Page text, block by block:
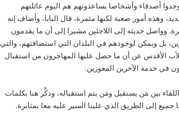
أصدقاء وأشخاصا يساعدونهم هم اليوم عائلتهم
وهذه أمور صعبة لكنها مثمرة، قال البابا، وأضاف إنه
وواصل حديثه إلى اللاجئين مشيرا إلى أن ما يقدمون
بل ويمكن لوجودهم في البلدان التي استضافتهم، والتي
الأب الأقدس عن أن ما حصل عليها المهاجرون من استقبال
في خدمة الآخرين المعوزين.
بين مَن يستقبل ومَن يتم استقباله، وذكَّر هنا بكلمات
إلى الطريق الذي علينا السير عليه معا بمثابرة.
الكاردينال بيتسابالا: الكنيسة لن تتخلى أبدًا
عن المحتاجين في غزة
دعوة مشتركة لتجديد الإيمان وترسيخ السلام
والحوار.. رسالة دائرة الحوار بين الأديان
بمناسبة رمضان وعيد الفطر
تنسيقية الأرض المقدسة: تضامنوا مع شعب
الأرض المقدسة وساعدوا في تعزيز الحوار